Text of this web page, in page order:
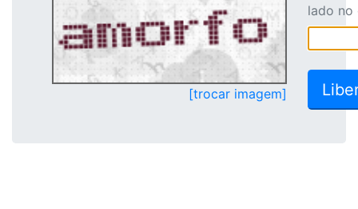
[trocar imagem]
lado no